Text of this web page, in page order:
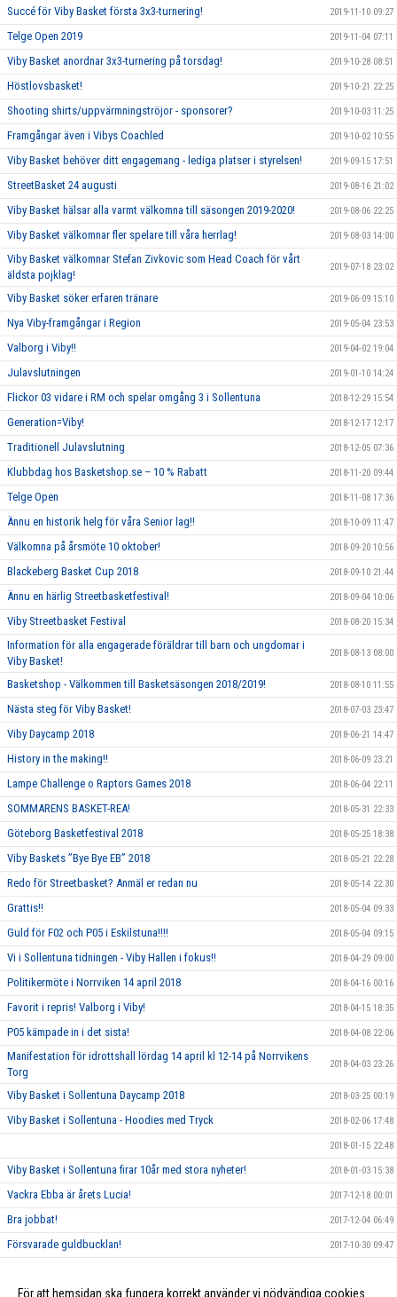
Succé för Viby Basket första 3x3-turnering! 2019-11-10 09:27
Telge Open 2019 2019-11-04 07:11
Viby Basket anordnar 3x3-turnering på torsdag! 2019-10-28 08:51
Höstlovsbasket! 2019-10-21 22:25
Shooting shirts/uppvärmningströjor - sponsorer? 2019-10-03 11:25
Framgångar även i Vibys Coachled 2019-10-02 10:55
Viby Basket behöver ditt engagemang - lediga platser i styrelsen! 2019-09-15 17:51
StreetBasket 24 augusti 2019-08-16 21:02
Viby Basket hälsar alla varmt välkomna till säsongen 2019-2020! 2019-08-06 22:25
Viby Basket välkomnar fler spelare till våra herrlag! 2019-08-03 14:00
Viby Basket välkomnar Stefan Zivkovic som Head Coach för vårt
äldsta pojklag!
2019-07-18 23:02
Viby Basket söker erfaren tränare 2019-06-09 15:10
Nya Viby-framgångar i Region 2019-05-04 23:53
Valborg i Viby!! 2019-04-02 19:04
Julavslutningen 2019-01-10 14:24
Flickor 03 vidare i RM och spelar omgång 3 i Sollentuna 2018-12-29 15:54
Generation=Viby! 2018-12-17 12:17
Traditionell Julavslutning 2018-12-05 07:36
Klubbdag hos Basketshop.se – 10 % Rabatt 2018-11-20 09:44
Telge Open 2018-11-08 17:36
Ännu en historik helg för våra Senior lag!! 2018-10-09 11:47
Välkomna på årsmöte 10 oktober! 2018-09-20 10:56
Blackeberg Basket Cup 2018 2018-09-10 21:44
Ännu en härlig Streetbasketfestival! 2018-09-04 10:06
Viby Streetbasket Festival 2018-08-20 15:34
Information för alla engagerade föräldrar till barn och ungdomar i
Viby Basket!
2018-08-13 08:00
Basketshop - Välkommen till Basketsäsongen 2018/2019! 2018-08-10 11:55
Nästa steg för Viby Basket! 2018-07-03 23:47
Viby Daycamp 2018 2018-06-21 14:47
History in the making!! 2018-06-09 23:21
Lampe Challenge o Raptors Games 2018 2018-06-04 22:11
SOMMARENS BASKET-REA! 2018-05-31 22:33
Göteborg Basketfestival 2018 2018-05-25 18:38
Viby Baskets ”Bye Bye EB” 2018 2018-05-21 22:28
Redo för Streetbasket? Anmäl er redan nu 2018-05-14 22:30
Grattis!! 2018-05-04 09:33
Guld för F02 och P05 i Eskilstuna!!!! 2018-05-04 09:15
Vi i Sollentuna tidningen - Viby Hallen i fokus!! 2018-04-29 09:00
Politikermöte i Norrviken 14 april 2018 2018-04-16 00:16
Favorit i repris! Valborg i Viby! 2018-04-15 18:35
P05 kämpade in i det sista! 2018-04-08 22:06
Manifestation för idrottshall lördag 14 april kl 12-14 på Norrvikens
Torg
2018-04-03 23:26
Viby Basket i Sollentuna Daycamp 2018 2018-03-25 00:19
Viby Basket i Sollentuna - Hoodies med Tryck 2018-02-06 17:48
2018-01-15 22:48
Viby Basket i Sollentuna firar 10år med stora nyheter! 2018-01-03 15:38
Vackra Ebba är årets Lucia! 2017-12-18 00:01
Bra jobbat! 2017-12-04 06:49
Försvarade guldbucklan! 2017-10-30 09:47
Handla hos ICA Nära Norrviken!
För att hemsidan ska fungera korrekt använder vi nödvändiga cookies